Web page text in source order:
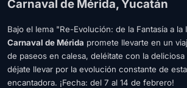
Carnaval de Mérida, Yucatán
Bajo el lema "Re-Evolución: de la Fantasía a la
Carnaval de Mérida promete llevarte en un
de paseos en calesa, deléitate con la
déjate llevar por la evolución constante de
encantadora. ¡Fecha: del 7 al 14 de febrero!